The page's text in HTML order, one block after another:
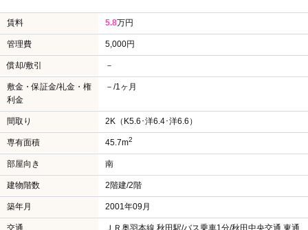
賃料 5.8万円
管理費 5,000円
償却/敷引 －
敷金・保証金/礼金・権
利金
－/1ヶ月
間取り 2K（K5.6･洋6.4･洋6.6）
専有面積 45.7m2
部屋向き 南
建物階数 2階建/2階
築年月 2001年09月